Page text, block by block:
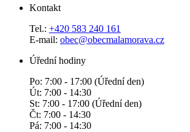
Kontakt
Tel.: +420 583 240 161
E-mail: obec@obecmalamorava.cz
Úřední hodiny
Po: 7:00 - 17:00 (Úřední den)
Út: 7:00 - 14:30
St: 7:00 - 17:00 (Úřední den)
Čt: 7:00 - 14:30
Pá: 7:00 - 14:30